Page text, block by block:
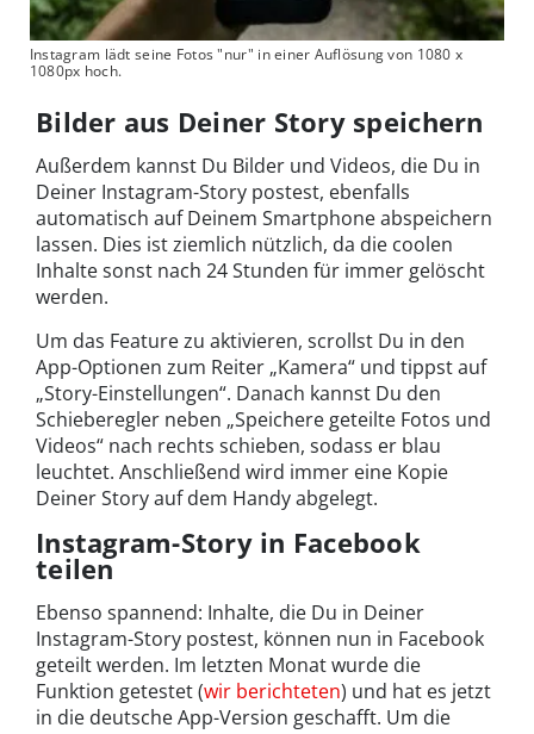
Instagram lädt seine Fotos "nur" in einer Auflösung von 1080 x
1080px hoch.
Bilder aus Deiner Story speichern
Außerdem kannst Du Bilder und Videos, die Du in
Deiner Instagram-Story postest, ebenfalls
automatisch auf Deinem Smartphone abspeichern
lassen. Dies ist ziemlich nützlich, da die coolen
Inhalte sonst nach 24 Stunden für immer gelöscht
werden.
Um das Feature zu aktivieren, scrollst Du in den
App-Optionen zum Reiter „Kamera“ und tippst auf
„Story-Einstellungen“. Danach kannst Du den
Schieberegler neben „Speichere geteilte Fotos und
Videos“ nach rechts schieben, sodass er blau
leuchtet. Anschließend wird immer eine Kopie
Deiner Story auf dem Handy abgelegt.
Instagram-Story in Facebook
teilen
Ebenso spannend: Inhalte, die Du in Deiner
Instagram-Story postest, können nun in Facebook
geteilt werden. Im letzten Monat wurde die
Funktion getestet (wir berichteten) und hat es jetzt
in die deutsche App-Version geschafft. Um die